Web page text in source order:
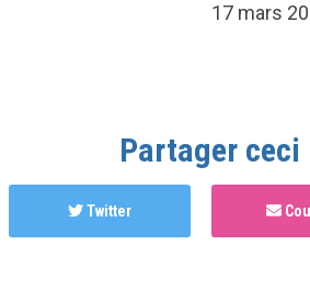
17 mars
Partager ceci
Twitter